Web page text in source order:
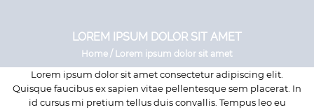
LOREM IPSUM DOLOR SIT AMET
Home / Lorem ipsum dolor sit amet
Lorem ipsum dolor sit amet consectetur adipiscing elit.
Quisque faucibus ex sapien vitae pellentesque sem placerat. In
id cursus mi pretium tellus duis convallis. Tempus leo eu